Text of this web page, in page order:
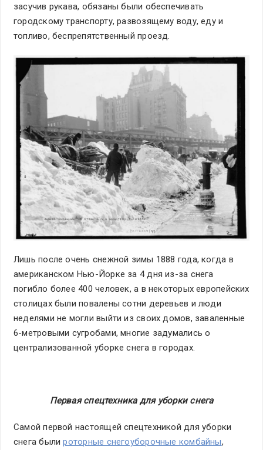
засучив рукава, обязаны были обеспечивать
городскому транспорту, развозящему воду, еду и
топливо, беспрепятственный проезд.
Лишь после очень снежной зимы 1888 года, когда в
американском Нью-Йорке за 4 дня из-за снега
погибло более 400 человек, а в некоторых европейских
столицах были повалены сотни деревьев и люди
неделями не могли выйти из своих домов, заваленные
6-метровыми сугробами, многие задумались о
централизованной уборке снега в городах.
Первая спецтехника для уборки снега
Самой первой настоящей спецтехникой для уборки
снега былироторные снегоуборочные комбайны,